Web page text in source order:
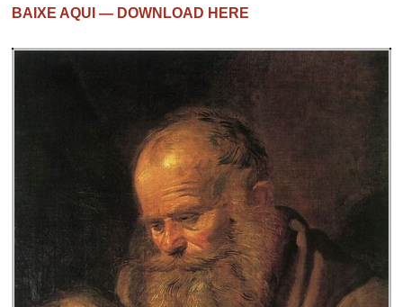
BAIXE AQUI — DOWNLOAD HERE